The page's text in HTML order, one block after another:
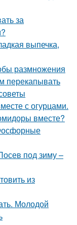
за
выпечка,
размножения
перекапывать
с огурцами.
вместе?
под зиму –
из
Молодой